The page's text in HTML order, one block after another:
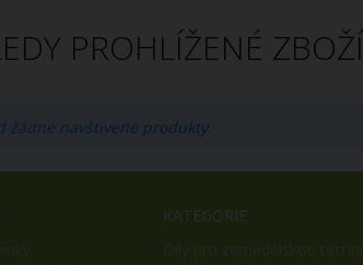
PROHLÍŽENÉ ZBOŽÍ
žádné navštívené produkty.
KATEGORIE